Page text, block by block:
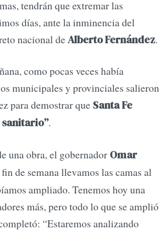
tendrán que extremar las
días, ante la inminencia del
nacional deAlberto Fernández.
como pocas veces había
municipales y provinciales salieron
para demostrar que Santa Fe
sanitario”.
una obra, el gobernador Omar
de semana llevamos las camas al
ampliado. Tenemos hoy una
más, pero todo lo que se amplió
“Estaremos analizando